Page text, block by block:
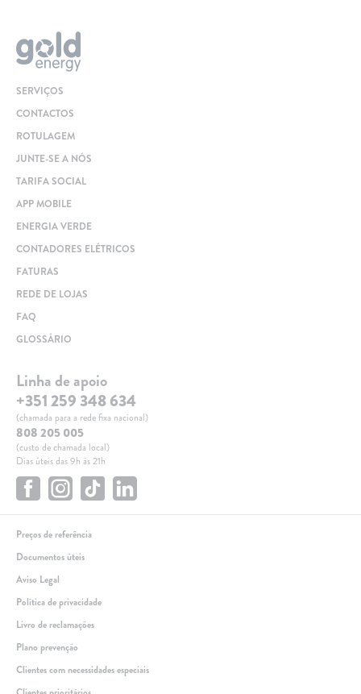
SERVIÇOS
CONTACTOS
ROTULAGEM
JUNTE-SE A NÓS
TARIFA SOCIAL
APP MOBILE
ENERGIA VERDE
CONTADORES ELÉTRICOS
FATURAS
REDE DE LOJAS
FAQ
GLOSSÁRIO
Linha de apoio
+351 259 348 634
(chamada para a rede fixa nacional)
808 205 005
(custo de chamada local)
Dias úteis das 9h às 21h
Preços de referência
Documentos úteis
Aviso Legal
Política de privacidade
Livro de reclamações
Plano prevenção
Clientes com necessidades especiais